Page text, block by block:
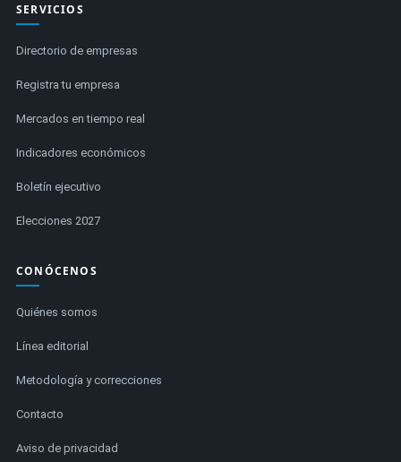
SERVICIOS
Directorio de empresas
Registra tu empresa
Mercados en tiempo real
Indicadores económicos
Boletín ejecutivo
Elecciones 2027
CONÓCENOS
Quiénes somos
Línea editorial
Metodología y correcciones
Contacto
Aviso de privacidad